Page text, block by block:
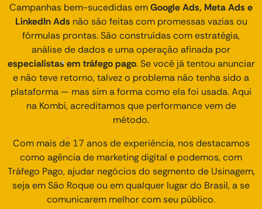
Campanhas bem-sucedidas emGoogle Ads, Meta Ads e
LinkedIn Ads não são feitas com promessas vazias ou
fórmulas prontas. São construídas com estratégia,
análise de dados e uma operação afinada por
especialistas em tráfego pago. Se você já tentou anunciar
e não teve retorno, talvez o problema não tenha sido a
plataforma — mas sim a forma como ela foi usada. Aqui
na Kombi, acreditamos que performance vem de
método.
Com mais de 17 anos de experiência, nos destacamos
como agência de marketing digital e podemos, com
Tráfego Pago, ajudar negócios do segmento de Usinagem,
seja em São Roque ou em qualquer lugar do Brasil, a se
comunicarem melhor com seu público.